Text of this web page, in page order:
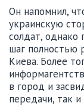
Он напомнил,
украинскую
солдат, однако
шаг полностью
Киева. Более
в город и
передачи, так и